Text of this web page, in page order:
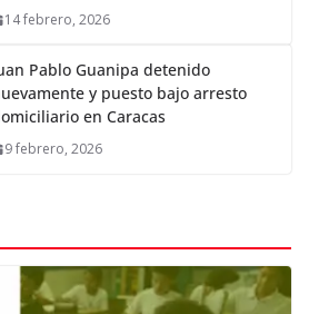
14 febrero, 2026
Pablo Guanipa detenido
y puesto bajo arresto
en Caracas
9 febrero, 2026